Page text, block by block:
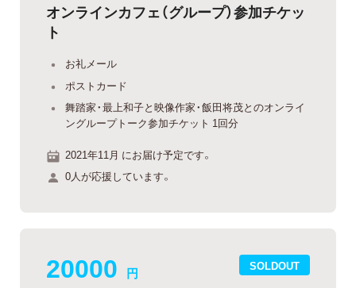
オンラインカフェ（グループ）参加チケッ
ト
お礼メール
ポストカード
舞踏家・最上和子と映像作家・飯田将茂とのオンライ
ングループトーク参加チケット 1回分
2021年11月 にお届け予定です。
0人が応援しています。
SOLDOUT
20000 円